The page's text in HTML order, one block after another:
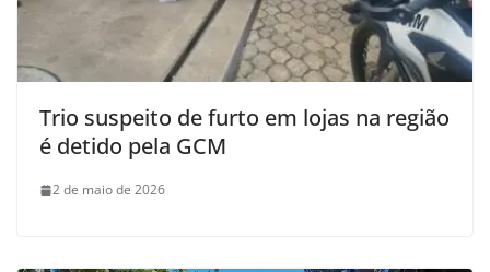
Trio suspeito de furto em lojas na região
é detido pela GCM
2 de maio de 2026